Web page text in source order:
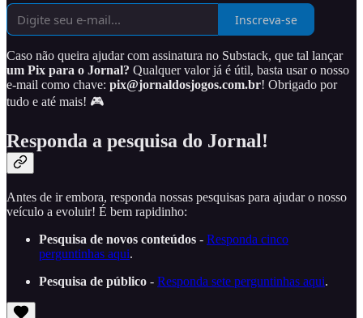
Inscreva-se
Caso não queira ajudar com assinatura no Substack, que tal lançar
um Pix para o Jornal? Qualquer valor já é útil, basta usar o nosso
e-mail como chave: pix@jornaldosjogos.com.br! Obrigado por
tudo e até mais! 🎮
Responda a pesquisa do Jornal!
Antes de ir embora, responda nossas pesquisas para ajudar o nosso
veículo a evoluir! É bem rapidinho:
Pesquisa de novos conteúdos - Responda cinco
perguntinhas aqui.
Pesquisa de público - Responda sete perguntinhas aqui.